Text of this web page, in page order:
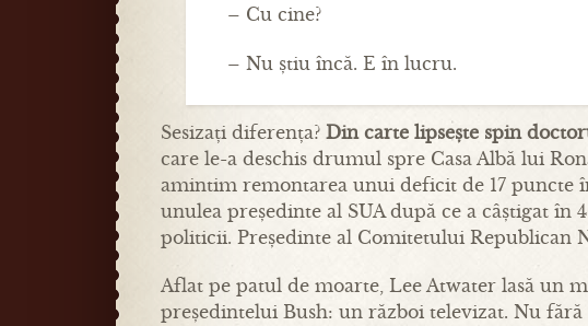
– Cu cine?
– Nu știu încă. E în lucru.
Sesizați diferența? Din carte lipsește spin
care le-a deschis drumul spre Casa Albă lui
amintim remontarea unui deficit de 17 puncte
unulea președinte al SUA după ce a câștigat în
politicii. Președinte al Comitetului Republican
Aflat pe patul de moarte, Lee Atwater lasă un
președintelui Bush: un război televizat. Nu